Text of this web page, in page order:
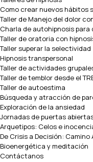
Como crear nuevos hábitos
Taller de Manejo del dolor
Charla de autohipnosis para
Taller de oratoria con
Taller superar la selectividad
Hipnosis transpersonal
Taller de actividades
Taller de temblor desde el
Taller de autoestima
Búsqueda y atracción de
Exploración de la ansiedad
Jornadas de puertas
Arquetipos: Celos e
De Crisis a Decisión:
Bioenergética y meditación
Contáctanos